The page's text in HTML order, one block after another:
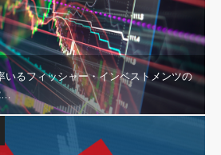
いるフィッシャー・インベストメンツの